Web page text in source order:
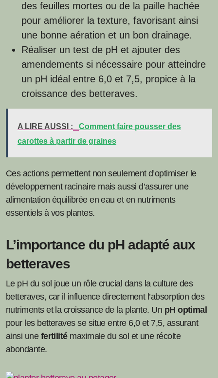
des feuilles mortes ou de la paille hachée
pour améliorer la texture, favorisant ainsi
une bonne aération et un bon drainage.
Réaliser un test de pH et ajouter des
amendements si nécessaire pour atteindre
un pH idéal entre 6,0 et 7,5, propice à la
croissance des betteraves.
A LIRE AUSSI :
Comment faire pousser des
carottes à partir de graines
Ces actions permettent non seulement d’optimiser le
développement racinaire mais aussi d’assurer une
alimentation équilibrée en eau et en nutriments
essentiels à vos plantes.
L’importance du pH adapté aux
betteraves
Le pH du sol joue un rôle crucial dans la culture des
betteraves, car il influence directement l’absorption des
nutriments et la croissance de la plante. Un pH optimal
pour les betteraves se situe entre 6,0 et 7,5, assurant
ainsi une fertilitémaximale du sol et une récolte
abondante.